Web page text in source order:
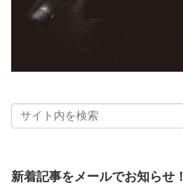
新着記事をメールでお知らせ！